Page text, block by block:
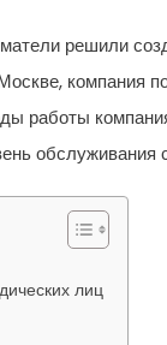
решили
компания
работы
обслуживания
лиц